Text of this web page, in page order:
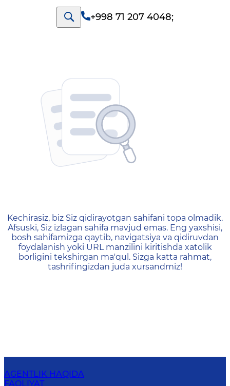
+998 71 207 4048;
404 — Страница не
Kechirasiz, biz Siz qidirayotgan sahifani topa olmadik.
Afsuski, Siz izlagan sahifa mavjud emas. Eng yaxshisi,
bosh sahifamizga qaytib, navigatsiya va qidiruvdan
foydalanish yoki URL manzilini kiritishda xatolik
borligini tekshirgan ma'qul. Sizga katta rahmat,
tashrifingizdan juda xursandmiz!
AGENTLIK HAQIDA
FAOLIYAT